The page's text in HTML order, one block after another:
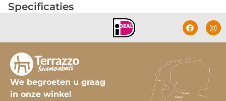
Specificaties
We begroeten u graag
in onze winkel